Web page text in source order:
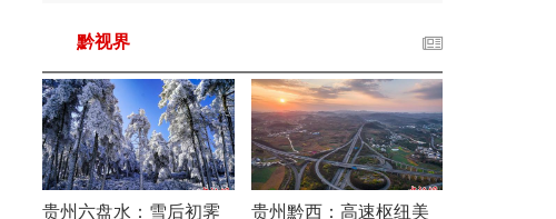
黔视界
贵州六盘水：雪后初霁
贵州黔西：高速枢纽美